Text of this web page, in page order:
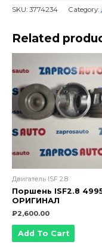
2.8
quantity
SKU: 3774234 Category:
Related
Двигатель ISF 2.8
Поршень ISF2.8
ОРИГИНАЛ
₽2,600.00
Add To Cart